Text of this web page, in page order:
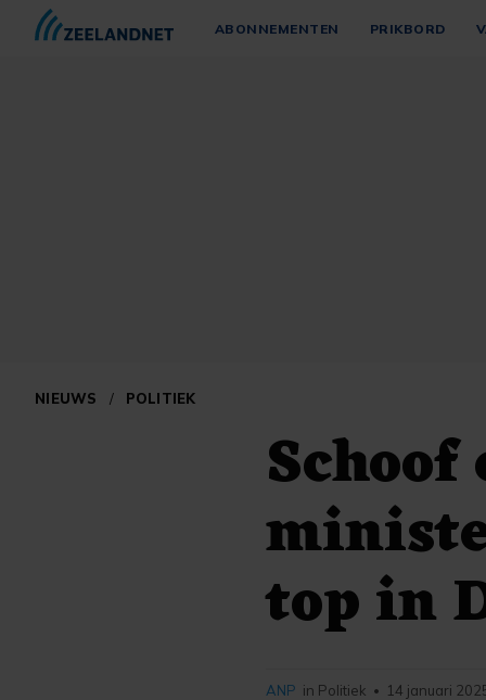
ABONNEMENTEN PRIKBORD
NIEUWS / POLITIEK
top in
ANP in Politiek • 14 januari